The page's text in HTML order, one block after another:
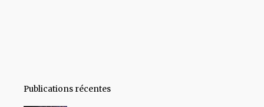
Publications récentes